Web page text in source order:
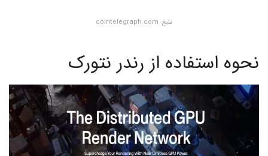
منبع: cointelegraph.com
نحوه استفاده از رندر نتورک